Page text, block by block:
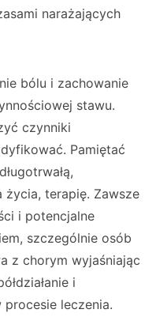
narażających
bólu i zachowanie
stawu.
czynniki
Pamiętać
terapię. Zawsze
i potencjalne
szczególnie osób
z chorym wyjaśniając
i
leczenia.